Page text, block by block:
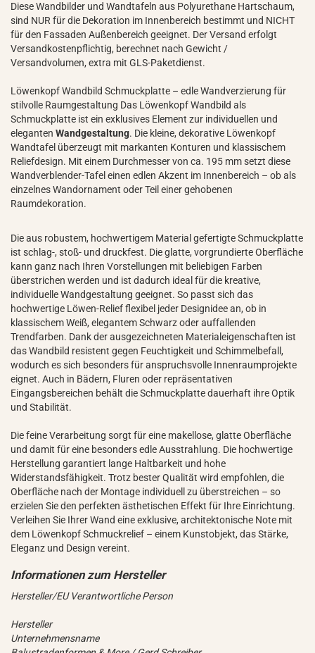
Diese Wandbilder und Wandtafeln aus Polyurethane Hartschaum,
sind NUR für die Dekoration im Innenbereich bestimmt und NICHT
für den Fassaden Außenbereich geeignet. Der Versand erfolgt
Versandkostenpflichtig, berechnet nach Gewicht /
Versandvolumen, extra mit GLS-Paketdienst.
Löwenkopf Wandbild Schmuckplatte – edle Wandverzierung für
stilvolle Raumgestaltung Das Löwenkopf Wandbild als
Schmuckplatte ist ein exklusives Element zur individuellen und
eleganten Wandgestaltung. Die kleine, dekorative Löwenkopf
Wandtafel überzeugt mit markanten Konturen und klassischem
Reliefdesign. Mit einem Durchmesser von ca. 195 mm setzt diese
Wandverblender-Tafel einen edlen Akzent im Innenbereich – ob als
einzelnes Wandornament oder Teil einer gehobenen
Raumdekoration.
Die aus robustem, hochwertigem Material gefertigte Schmuckplatte
ist schlag-, stoß- und druckfest. Die glatte, vorgrundierte Oberfläche
kann ganz nach Ihren Vorstellungen mit beliebigen Farben
überstrichen werden und ist dadurch ideal für die kreative,
individuelle Wandgestaltung geeignet. So passt sich das
hochwertige Löwen-Relief flexibel jeder Designidee an, ob in
klassischem Weiß, elegantem Schwarz oder auffallenden
Trendfarben. Dank der ausgezeichneten Materialeigenschaften ist
das Wandbild resistent gegen Feuchtigkeit und Schimmelbefall,
wodurch es sich besonders für anspruchsvolle Innenraumprojekte
eignet. Auch in Bädern, Fluren oder repräsentativen
Eingangsbereichen behält die Schmuckplatte dauerhaft ihre Optik
und Stabilität.
Die feine Verarbeitung sorgt für eine makellose, glatte Oberfläche
und damit für eine besonders edle Ausstrahlung. Die hochwertige
Herstellung garantiert lange Haltbarkeit und hohe
Widerstandsfähigkeit. Trotz bester Qualität wird empfohlen, die
Oberfläche nach der Montage individuell zu überstreichen – so
erzielen Sie den perfekten ästhetischen Effekt für Ihre Einrichtung.
Verleihen Sie Ihrer Wand eine exklusive, architektonische Note mit
dem Löwenkopf Schmuckrelief – einem Kunstobjekt, das Stärke,
Eleganz und Design vereint.
Hersteller/EU Verantwortliche Person
Hersteller
Unternehmensname